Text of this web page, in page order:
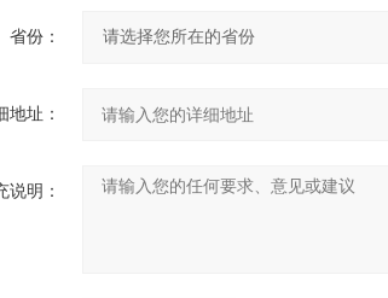
省份：
地址：
说明：